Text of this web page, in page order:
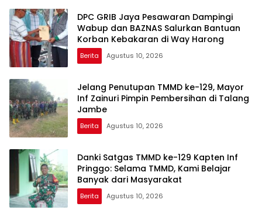
DPC GRIB Jaya Pesawaran Dampingi
Wabup dan BAZNAS Salurkan Bantuan
Korban Kebakaran di Way Harong
Berita Agustus 10, 2026
Jelang Penutupan TMMD ke-129, Mayor
Inf Zainuri Pimpin Pembersihan di Talang
Jambe
Berita Agustus 10, 2026
Danki Satgas TMMD ke-129 Kapten Inf
Pringgo: Selama TMMD, Kami Belajar
Banyak dari Masyarakat
Berita Agustus 10, 2026